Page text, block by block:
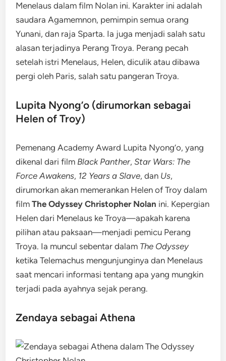
Menelaus dalam film Nolan ini. Karakter ini adalah
saudara Agamemnon, pemimpin semua orang
Yunani, dan raja Sparta. Ia juga menjadi salah satu
alasan terjadinya Perang Troya. Perang pecah
setelah istri Menelaus, Helen, diculik atau dibawa
pergi oleh Paris, salah satu pangeran Troya.
Lupita Nyong’o (dirumorkan sebagai
Helen of Troy)
Pemenang Academy Award Lupita Nyong’o, yang
dikenal dari film Black Panther,Star Wars: The
Force Awakens, 12 Years a Slave, dan Us,
dirumorkan akan memerankan Helen of Troy dalam
filmThe Odyssey Christopher Nolan ini. Kepergian
Helen dari Menelaus ke Troya—apakah karena
pilihan atau paksaan—menjadi pemicu Perang
Troya. Ia muncul sebentar dalam The Odyssey
ketika Telemachus mengunjunginya dan Menelaus
saat mencari informasi tentang apa yang mungkin
terjadi pada ayahnya sejak perang.
Zendaya sebagai Athena